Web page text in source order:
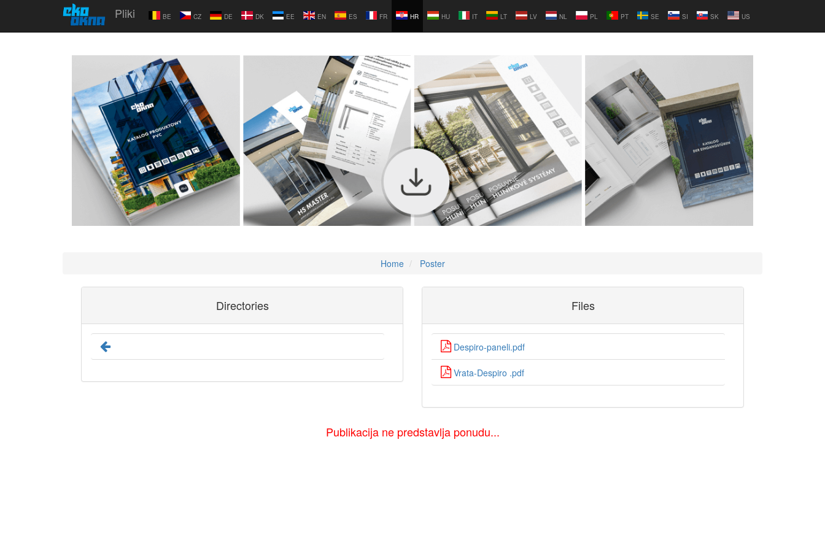
Pliki BE CZ DE DK EE EN ES FR HR HU IT LT LV NL PL PT SE SI SK US
Home Poster
Directories Files
Despiro-paneli.pdf
Vrata-Despiro .pdf
Publikacija ne predstavlja ponudu...